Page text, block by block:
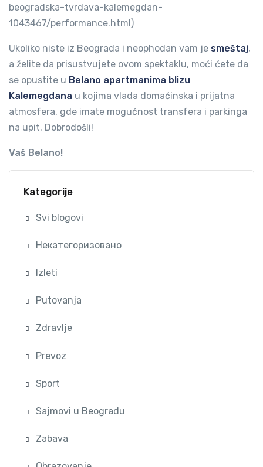
beogradska-tvrdava-kalemegdan-
1043467/performance.html)
Ukoliko niste iz Beograda i neophodan vam je smeštaj,
a želite da prisustvujete ovom spektaklu, moći ćete da
se opustite u Belano apartmanima blizu
Kalemegdana u kojima vlada domaćinska i prijatna
atmosfera, gde imate mogućnost transfera i parkinga
na upit. Dobrodošli!
Vaš Belano!
Kategorije
Svi blogovi
Некатегоризовано
Izleti
Putovanja
Zdravlje
Prevoz
Sport
Sajmovi u Beogradu
Zabava